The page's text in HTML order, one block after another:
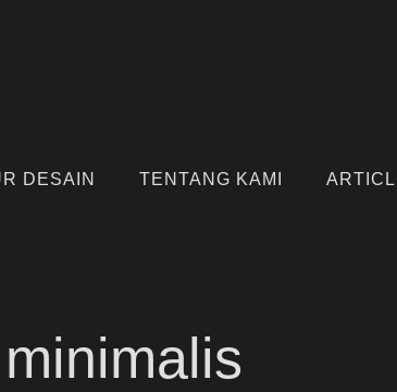
DESAIN TENTANG KAMI